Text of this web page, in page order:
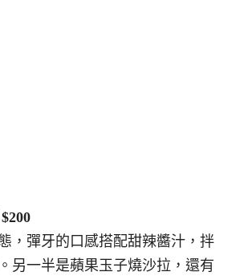
，彈牙的口感搭配甜辣醬汁，拌
另一半是蘋果玉子燒沙拉，還有